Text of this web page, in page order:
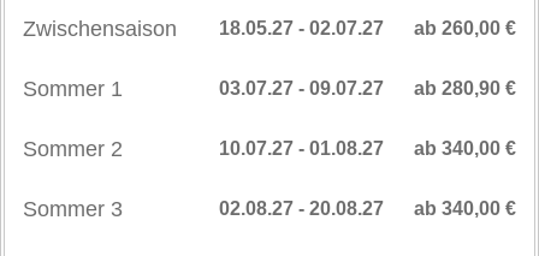
Zwischensaison ab 260,00 €
18.05.27 - 02.07.27
Sommer 1 ab 280,90 €
03.07.27 - 09.07.27
Sommer 2 ab 340,00 €
10.07.27 - 01.08.27
Sommer 3 ab 340,00 €
02.08.27 - 20.08.27